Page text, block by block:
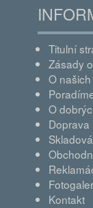
Titulní
Zásady
O
O
Doprava
Kontakt